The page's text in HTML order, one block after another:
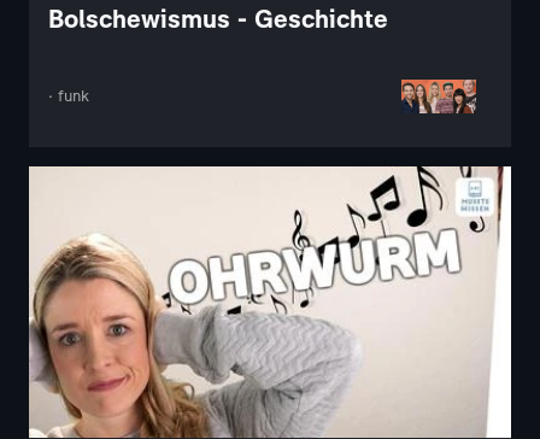
Bolschewismus - Geschichte
· funk